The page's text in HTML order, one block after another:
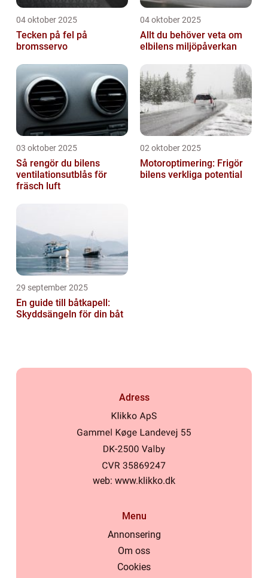
04 oktober 2025
Tecken på fel på
bromsservo
04 oktober 2025
Allt du behöver veta om
elbilens miljöpåverkan
03 oktober 2025
Så rengör du bilens
ventilationsutblås för
fräsch luft
02 oktober 2025
Motoroptimering: Frigör
bilens verkliga potential
29 september 2025
En guide till båtkapell:
Skyddsängeln för din båt
Adress
web: www.klikko.dk
Menu
Annonsering
Om oss
Cookies